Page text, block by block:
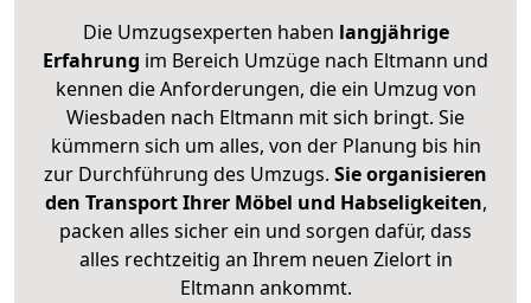
Die Umzugsexperten haben langjährige
Erfahrung im Bereich Umzüge nach Eltmann und
kennen die Anforderungen, die ein Umzug von
Wiesbaden nach Eltmann mit sich bringt. Sie
kümmern sich um alles, von der Planung bis hin
zur Durchführung des Umzugs. Sie organisieren
den Transport Ihrer Möbel und Habseligkeiten,
packen alles sicher ein und sorgen dafür, dass
alles rechtzeitig an Ihrem neuen Zielort in
Eltmann ankommt.